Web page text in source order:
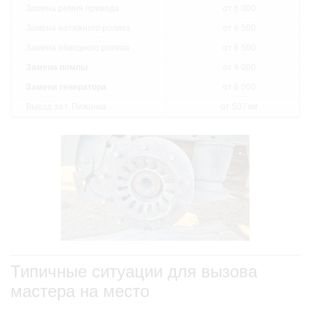
Типичные ситуации для вызова
мастера на место